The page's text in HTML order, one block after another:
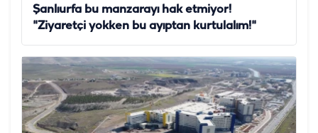
Şanlıurfa bu manzarayı hak etmiyor!
"Ziyaretçi yokken bu ayıptan kurtulalım!"